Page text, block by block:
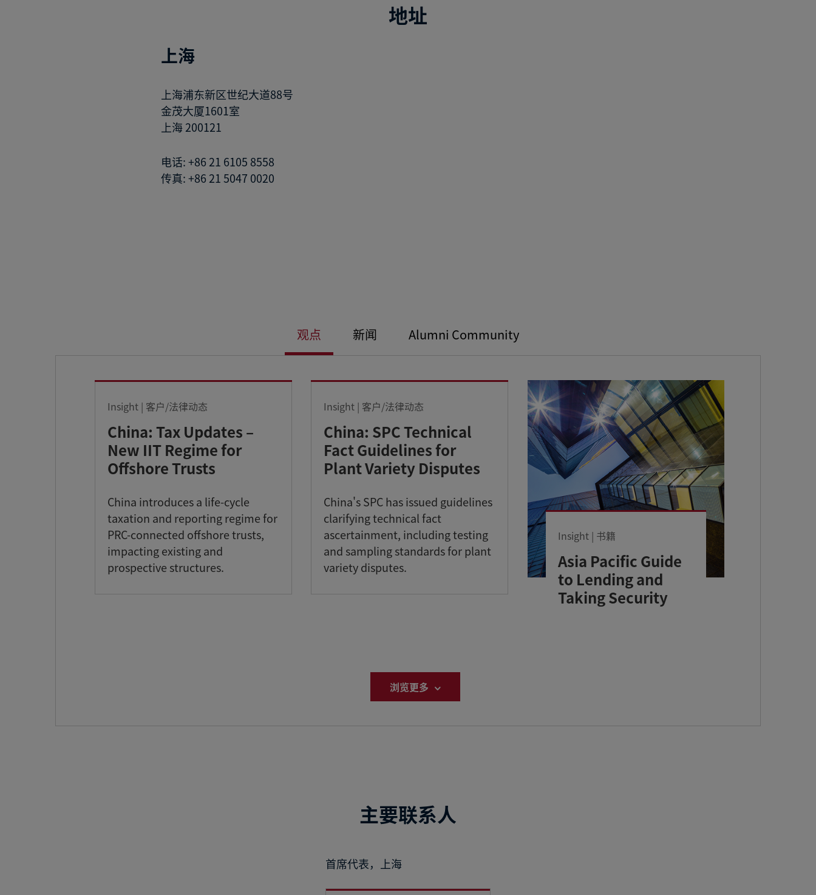
地址
上海
上海浦东新区世纪大道88号
金茂大厦1601室
上海 200121
电话: +86 21 6105 8558
传真: +86 21 5047 0020
观点 新闻 Alumni Community
Insight | 客户/法律动态
China: Tax Updates –
New IIT Regime for
Offshore Trusts
China introduces a life-cycle
taxation and reporting regime for
PRC-connected offshore trusts,
impacting existing and
prospective structures.
Insight | 客户/法律动态
China: SPC Technical
Fact Guidelines for
Plant Variety Disputes
China's SPC has issued guidelines
clarifying technical fact
ascertainment, including testing
and sampling standards for plant
variety disputes.
Insight | 书籍
Asia Pacific Guide
to Lending and
Taking Security
浏览更多
主要联系人
首席代表，上海